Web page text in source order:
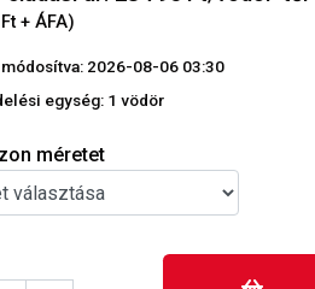
+ ÁFA)
2026-08-06 03:30
egység: 1 vödör
méretet